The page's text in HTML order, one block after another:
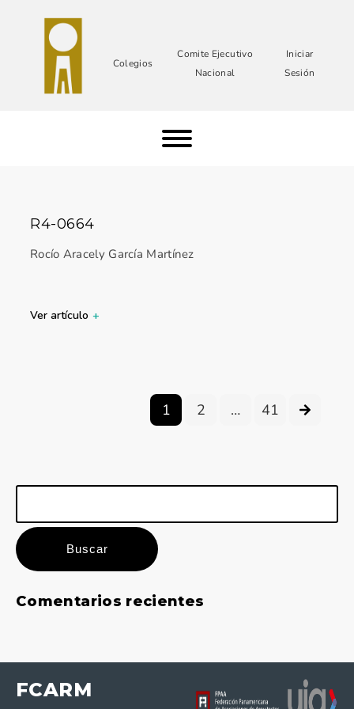
Colegios
Comite Ejecutivo
Nacional
Iniciar
Sesión
R4-0664
Rocío Aracely García Martínez
Ver artículo +
1 2 … 41
Buscar:
Comentarios recientes
FCARM